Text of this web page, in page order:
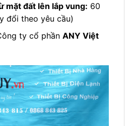
mặt đất lên lắp vung: 60
đổi theo yêu cầu)
ty cổ phần ANY Việt